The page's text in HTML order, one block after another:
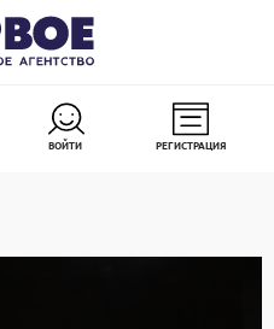
ВОЙТИ РЕГИСТРАЦИЯ